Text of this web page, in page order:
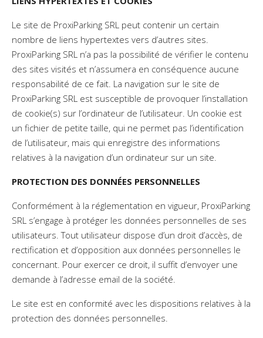
Le site de ProxiParking SRL peut contenir un certain
nombre de liens hypertextes vers d’autres sites.
ProxiParking SRL n’a pas la possibilité de vérifier le contenu
des sites visités et n’assumera en conséquence aucune
responsabilité de ce fait. La navigation sur le site de
ProxiParking SRL est susceptible de provoquer l’installation
de cookie(s) sur l’ordinateur de l’utilisateur. Un cookie est
un fichier de petite taille, qui ne permet pas l’identification
de l’utilisateur, mais qui enregistre des informations
relatives à la navigation d’un ordinateur sur un site.
PROTECTION DES DONNÉES PERSONNELLES
Conformément à la réglementation en vigueur, ProxiParking
SRL s’engage à protéger les données personnelles de ses
utilisateurs. Tout utilisateur dispose d’un droit d’accès, de
rectification et d’opposition aux données personnelles le
concernant. Pour exercer ce droit, il suffit d’envoyer une
demande à l’adresse email de la société.
Le site est en conformité avec les dispositions relatives à la
protection des données personnelles.